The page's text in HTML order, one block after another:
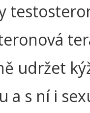
udržet
a s ní i